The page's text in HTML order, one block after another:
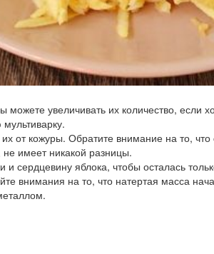
можете увеличивать их количество, если
от кожуры. Обратите внимание на то,
имеет никакой разницы.
яблока, чтобы осталась
внимания на то, что натертая масса